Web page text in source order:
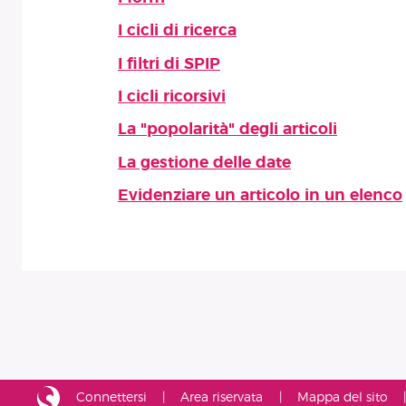
I cicli di ricerca
I filtri di SPIP
I cicli ricorsivi
La "popolarità" degli articoli
La gestione delle date
Evidenziare un articolo in un elenco
Connettersi Area riservata Mappa del sito